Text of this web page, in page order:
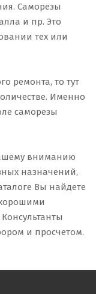
Саморезы
и пр. Это
тех или
ремонта, то тут
Именно
саморезы
вниманию
назначений,
Вы найдете
и просчетом.